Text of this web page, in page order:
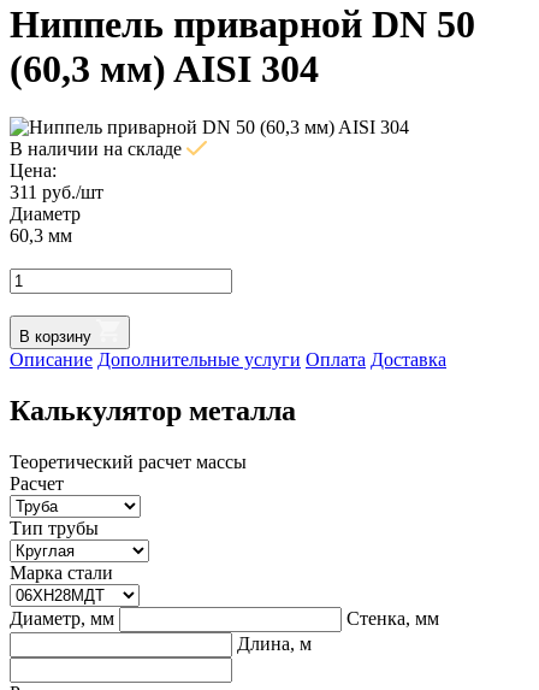
Ниппель приварной DN 50
(60,3 мм) AISI 304
В наличии на складе
Цена:
311 руб./шт
Диаметр
60,3 мм
В корзину
Oписание Дополнительные услуги Оплата Доставка
Калькулятор металла
Теоретический расчет массы
Расчет
Тип трубы
Марка стали
Диаметр, мм
Стенка, мм
Длина, м